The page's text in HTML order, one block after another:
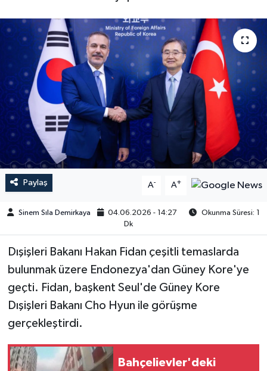
Paylaş A- A+
Sinem Sıla Demirkaya 04.06.2026 - 14:27
Okunma Süresi: 1
Dk
Dışişleri Bakanı Hakan Fidan çeşitli temaslarda
bulunmak üzere Endonezya'dan Güney Kore'ye
geçti. Fidan, başkent Seul'de Güney Kore
Dışişleri Bakanı Cho Hyun ile görüşme
gerçekleştirdi.
Bahçelievler'deki